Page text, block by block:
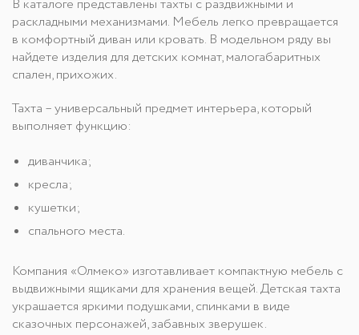
В каталоге представлены тахты с раздвижными и
раскладными механизмами. Мебель легко превращается
в комфортный диван или кровать. В модельном ряду вы
найдете изделия для детских комнат, малогабаритных
спален, прихожих.
Тахта – универсальный предмет интерьера, который
выполняет функцию:
диванчика;
кресла;
кушетки;
спального места.
Компания «Олмеко» изготавливает компактную мебель с
выдвижными ящиками для хранения вещей. Детская тахта
украшается яркими подушками, спинками в виде
сказочных персонажей, забавных зверушек.